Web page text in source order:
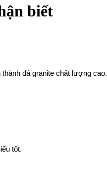
biết
đá granite chất lượng cao.
tốt.